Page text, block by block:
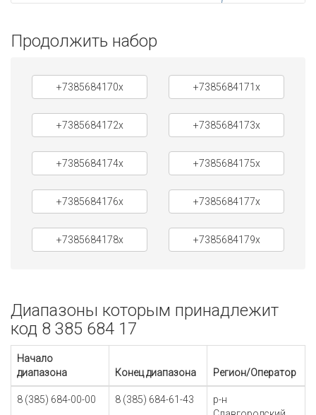
Продолжить набор
+7385684170x +7385684171x
+7385684172x +7385684173x
+7385684174x +7385684175x
+7385684176x +7385684177x
+7385684178x +7385684179x
Диапазоны которым принадлежит
код 8 385 684 17
Начало
диапазона
Конец диапазона Регион/Оператор
8 (385) 684-00-00 8 (385) 684-61-43
р-н